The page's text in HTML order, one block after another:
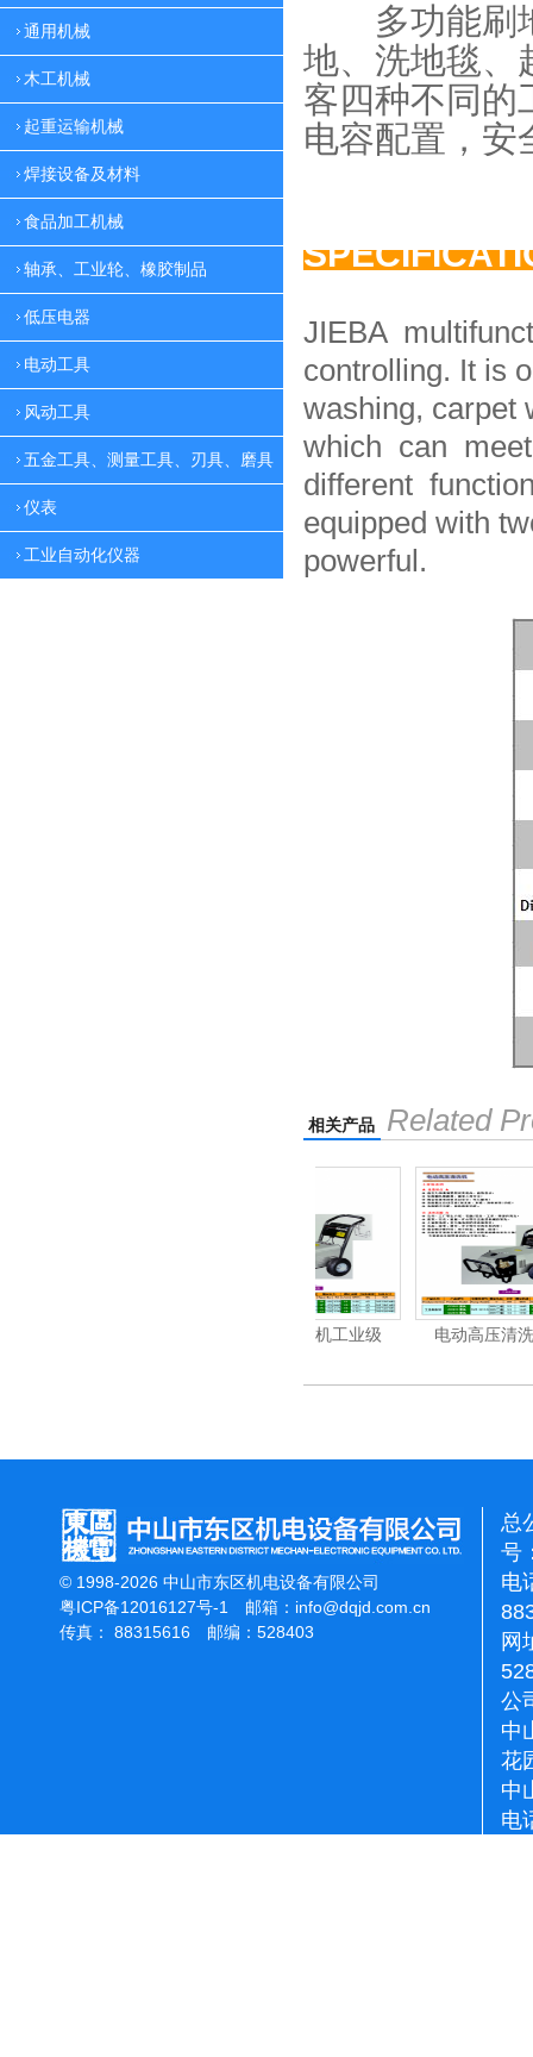
通用机械
木工机械
起重运输机械
焊接设备及材料
食品加工机械
轴承、工业轮、橡胶制品
低压电器
电动工具
风动工具
五金工具、测量工具、刃具、磨具
仪表
工业自动化仪器
多功能刷地
地、 洗地毯、
客四种不同的
电容配置， 安
JIEBA
controlling. It is
washing, carpet
which can
different
equipped with
powerful.
相关产品 Related
电动高压清洗机工业级
© 1998-2026 中山市东区机电设备有限公司
粤ICP备12016127号-1
邮箱： info@dqjd.com.cn
传真： 88315616 邮编：528403
总
号
电
网
公
中
花
中
电